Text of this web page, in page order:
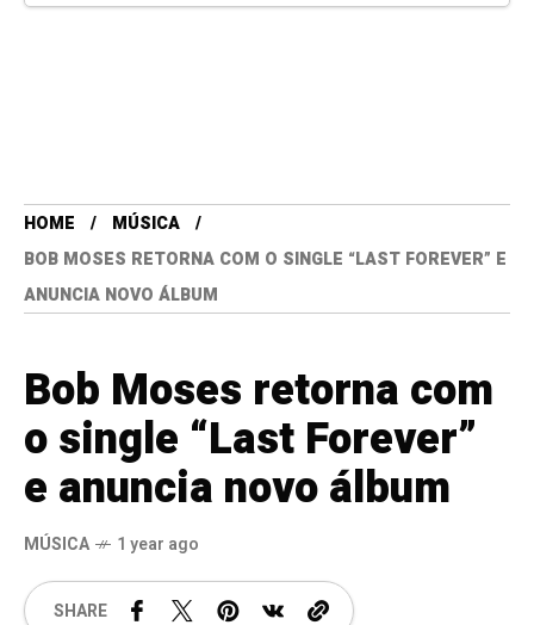
HOME
MÚSICA
BOB MOSES RETORNA COM O SINGLE “LAST FOREVER” E
ANUNCIA NOVO ÁLBUM
Bob Moses retorna com
o single “Last Forever”
e anuncia novo álbum
MÚSICA 1 year ago
SHARE